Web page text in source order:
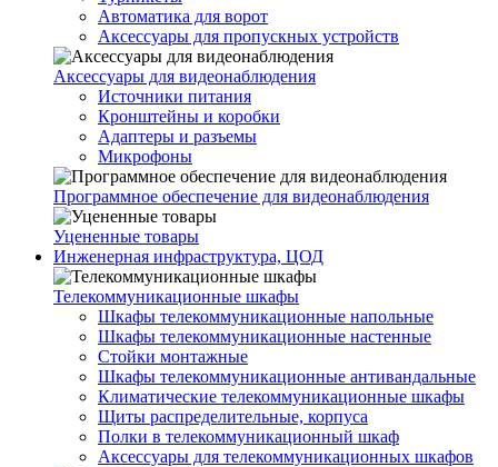
Автоматика для ворот
Аксессуары для пропускных устройств
Аксессуары для видеонаблюдения
Источники питания
Кронштейны и коробки
Адаптеры и разъемы
Микрофоны
Программное обеспечение для видеонаблюдения
Уцененные товары
Инженерная инфраструктура, ЦОД
Телекоммуникационные шкафы
Шкафы телекоммуникационные напольные
Шкафы телекоммуникационные настенные
Стойки монтажные
Шкафы телекоммуникационные антивандальные
Климатические телекоммуникационные шкафы
Щиты распределительные, корпуса
Полки в телекоммуникационный шкаф
Аксессуары для телекоммуникационных шкафов